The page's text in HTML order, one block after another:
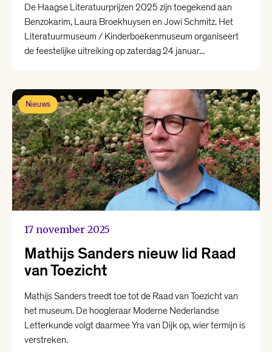
De Haagse Literatuurprijzen 2025 zijn toegekend aan
Benzokarim, Laura Broekhuysen en Jowi Schmitz. Het
Literatuurmuseum / Kinderboekenmuseum organiseert
de feestelijke uitreiking op zaterdag 24 januar...
Nieuws
17 november 2025
Mathijs Sanders nieuw lid Raad
van Toezicht
Mathijs Sanders treedt toe tot de Raad van Toezicht van
het museum. De hoogleraar Moderne Nederlandse
Letterkunde volgt daarmee Yra van Dijk op, wier termijn is
verstreken.